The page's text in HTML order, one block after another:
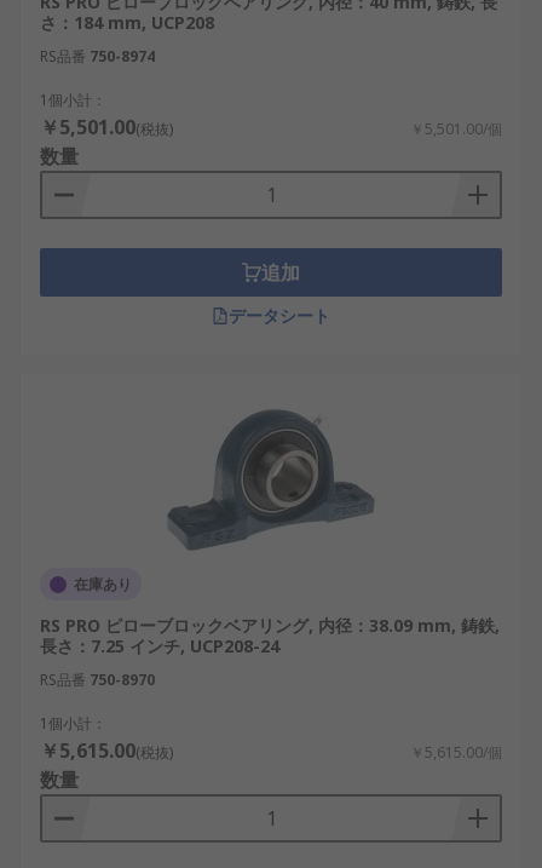
さ：184 mm, UCP208
RS品番 750-8974
1個小計：
￥5,501.00(税抜) ￥5,501.00/個
数量
追加
データシート
在庫あり
RS PRO ピローブロックベアリング, 内径：38.09 mm, 鋳鉄,
長さ：7.25 インチ, UCP208-24
RS品番 750-8970
1個小計：
￥5,615.00(税抜) ￥5,615.00/個
数量